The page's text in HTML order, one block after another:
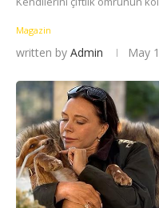
Magazin
written by Admin May